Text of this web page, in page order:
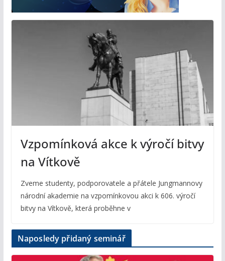
Vzpomínková akce k výročí bitvy
na Vítkově
Zveme studenty, podporovatele a přátele Jungmannovy
národní akademie na vzpomínkovou akci k 606. výročí
bitvy na Vítkově, která proběhne v
Naposledy přidaný seminář